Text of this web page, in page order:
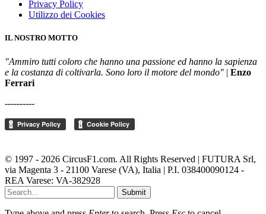
Privacy Policy
Utilizzo dei Cookies
IL NOSTRO MOTTO
"Ammiro tutti coloro che hanno una passione ed hanno la sapienza
e la costanza di coltivarla. Sono loro il motore del mondo" | Enzo
Ferrari
----------
© 1997 - 2026 CircusF1.com. All Rights Reserved | FUTURA Srl,
via Magenta 3 - 21100 Varese (VA), Italia | P.I. 038400090124 -
REA Varese: VA-382928
Submit